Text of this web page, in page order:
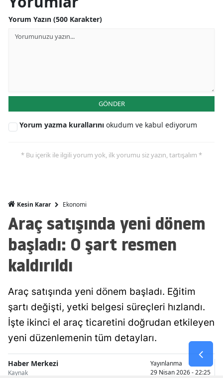
Konya
Mardin
Muğla
Nevşehir
Niğde
Ordu
Rize
Sakarya
Yorum Yazın (500 Karakter)
GÖNDER
Yorum yazma kurallarını okudum ve kabul ediyorum
* Bu içerik ile ilgili yorum yok, ilk yorumu siz yazın, tartışalım *
Kesin Karar Ekonomi
Araç satışında yeni dönem
başladı: O şart resmen
kaldırıldı
Araç satışında yeni dönem başladı. Eğitim
şartı değişti, yetki belgesi süreçleri hızlandı.
İşte ikinci el araç ticaretini doğrudan etkileyen
yeni düzenlemenin tüm detayları.
Haber Merkezi
Kaynak
Yayınlanma
29 Nisan 2026 - 22:25